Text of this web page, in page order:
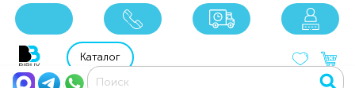
8 800 201 92 06
Каталог
xxx